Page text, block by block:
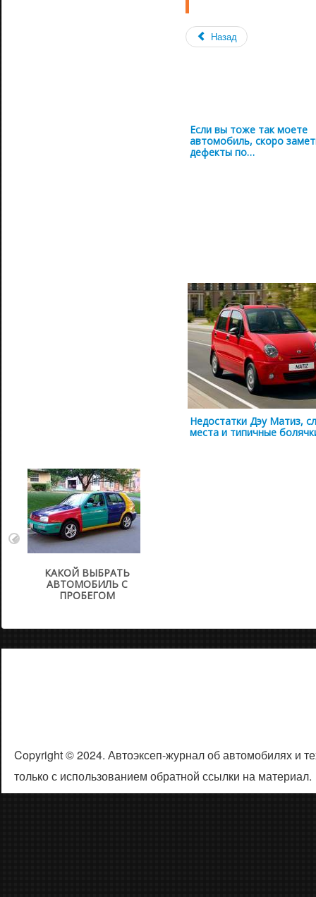
Назад
Если вы тоже так моете
автомобиль, скоро
дефекты по…
Недостатки Дэу Матиз,
места и типичные
КАКОЙ ВЫБРАТЬ
АВТОМОБИЛЬ С
ПРОБЕГОМ
Copyright © 2024. Автоэксеп-журнал об автомобилях и
только с использованием обратной ссылки на материал.